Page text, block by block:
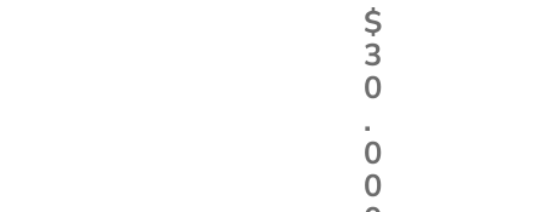
$
3
0
.
0
0